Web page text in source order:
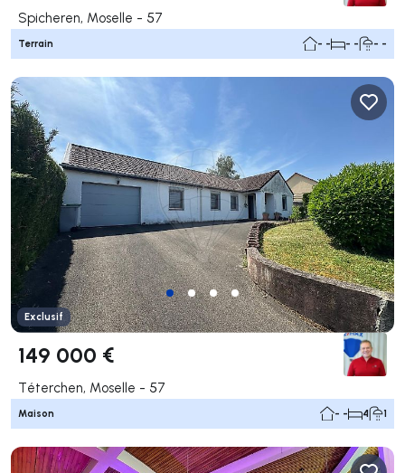
Spicheren, Moselle - 57
Terrain - - - - - -
Exclusif
149 000 €
Téterchen, Moselle - 57
Maison - - 4 1